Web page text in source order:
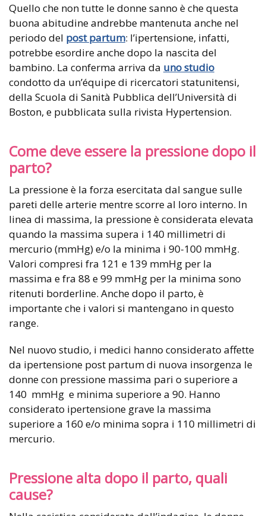
Quello che non tutte le donne sanno è che questa
buona abitudine andrebbe mantenuta anche nel
periodo del post partum: l’ipertensione, infatti,
potrebbe esordire anche dopo la nascita del
bambino. La conferma arriva da uno studio
condotto da un’équipe di ricercatori statunitensi,
della Scuola di Sanità Pubblica dell’Università di
Boston, e pubblicata sulla rivista Hypertension.
Come deve essere la pressione dopo il
parto?
La pressione è la forza esercitata dal sangue sulle
pareti delle arterie mentre scorre al loro interno. In
linea di massima, la pressione è considerata elevata
quando la massima supera i 140 millimetri di
mercurio (mmHg) e/o la minima i 90-100 mmHg.
Valori compresi fra 121 e 139 mmHg per la
massima e fra 88 e 99 mmHg per la minima sono
ritenuti borderline. Anche dopo il parto, è
importante che i valori si mantengano in questo
range.
Nel nuovo studio, i medici hanno considerato affette
da ipertensione post partum di nuova insorgenza le
donne con pressione massima pari o superiore a
140 mmHg e minima superiore a 90. Hanno
considerato ipertensione grave la massima
superiore a 160 e/o minima sopra i 110 millimetri di
mercurio.
Pressione alta dopo il parto, quali
cause?